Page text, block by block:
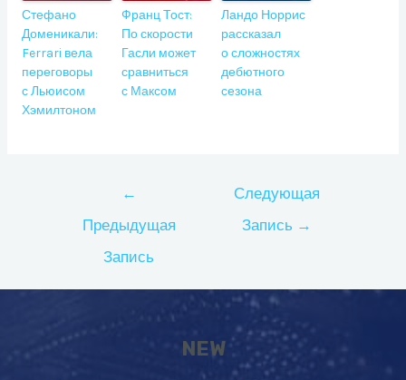
Стефано
Доменикали:
Ferrari вела
переговоры
с Льюисом
Хэмилтоном
Франц Тост:
По скорости
Гасли может
сравниться
с Максом
Ландо Норрис
рассказал
о сложностях
дебютного
сезона
записям
←
Предыдущая
Запись
Следующая
Запись →
NEW